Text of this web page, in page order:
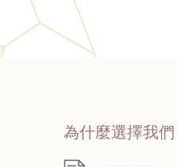
為什麼選擇我們